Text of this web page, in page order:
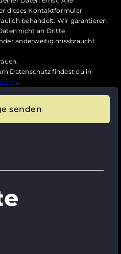
dieses Kontaktformular
behandelt. Wir garantieren,
nicht an Dritte
anderweitig missbraucht
Datenschutz findest du in
.
senden